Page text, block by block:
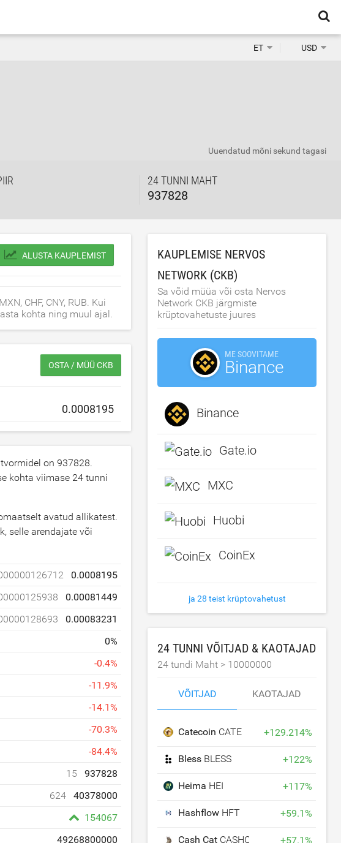
ET USD
24 TUNNI MAHT
937828
Uuendatud mõni sekund tagasi
ALUSTA KAUPLEMIST
CHF, CNY, RUB. Kui
kohta ning muul ajal.
OSTA / MÜÜ CKB
on 937828.
kohta viimase 24 tunni
avatud allikatest.
selle arendajate või
0.0008195
0.00081449
0.00083231
0%
-0.4%
-11.9%
-14.1%
-70.3%
-84.4%
15
937828
624
40378000
154067
49268800000
KAUPLEMISE NERVOS
NETWORK (CKB)
Sa võid müüa või osta Nervos
Network CKB järgmiste
krüptovahetuste juures
ME SOOVITAME
Binance
Binance
Gate.io
MXC
Huobi
CoinEx
ja 28 teist krüptovahetust
24 TUNNI VÕITJAD & KAOTAJAD
24 tundi Maht > 10000000
VÕITJAD KAOTAJAD
Catecoin CATE +129.214%
Bless BLESS +122%
Heima HEI +117%
Hashflow HFT +59.1%
Cash Cat CASHCAT +57.1%